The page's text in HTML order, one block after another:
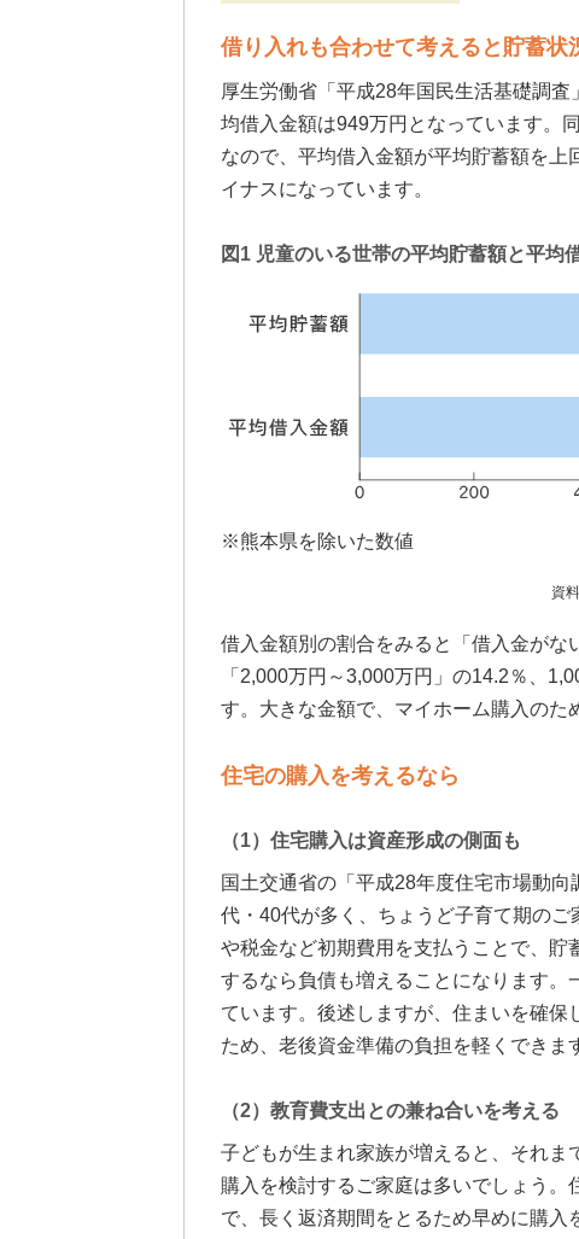
借り入れも合わせて考えると貯蓄状
厚生労働省「平成28年国民生活基礎調
均借入金額は949万円となっています。
なので、平均借入金額が平均貯蓄額を
イナスになっています。
図1 児童のいる世帯の平均貯蓄額と平均
※熊本県を除いた数値
資
借入金額別の割合をみると「借入金が
「2,000万円～3,000万円」の14.2％、
す。大きな金額で、マイホーム購入のた
住宅の購入を考えるなら
（1）住宅購入は資産形成の側面も
国土交通省の「平成28年度住宅市場動
代・40代が多く、ちょうど子育て期の
や税金など初期費用を支払うことで、貯
するなら負債も増えることになります。
ています。後述しますが、住まいを確
ため、老後資金準備の負担を軽くできま
（2）教育費支出との兼ね合いを考える
子どもが生まれ家族が増えると、それ
購入を検討するご家庭は多いでしょう
で、長く返済期間をとるため早めに購入